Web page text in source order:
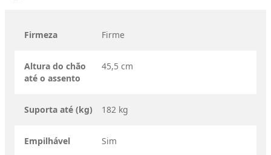
Firmeza Firme
Altura do chão
até o assento
45,5 cm
Suporta até (kg) 182 kg
Empilhável Sim